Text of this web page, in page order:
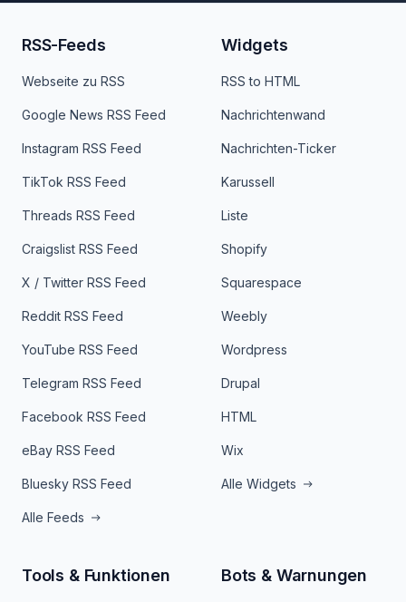
RSS-Feeds
Webseite zu RSS
Google News RSS Feed
Instagram RSS Feed
TikTok RSS Feed
Threads RSS Feed
Craigslist RSS Feed
X / Twitter RSS Feed
Reddit RSS Feed
YouTube RSS Feed
Telegram RSS Feed
Facebook RSS Feed
eBay RSS Feed
Bluesky RSS Feed
Alle Feeds
Widgets
RSS to HTML
Nachrichtenwand
Nachrichten-Ticker
Karussell
Liste
Shopify
Squarespace
Weebly
Wordpress
Drupal
HTML
Wix
Alle Widgets
Tools & Funktionen Bots & Warnungen